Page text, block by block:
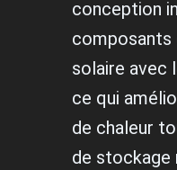
conception
composants
solaire avec
ce qui
de chaleur
de stockage